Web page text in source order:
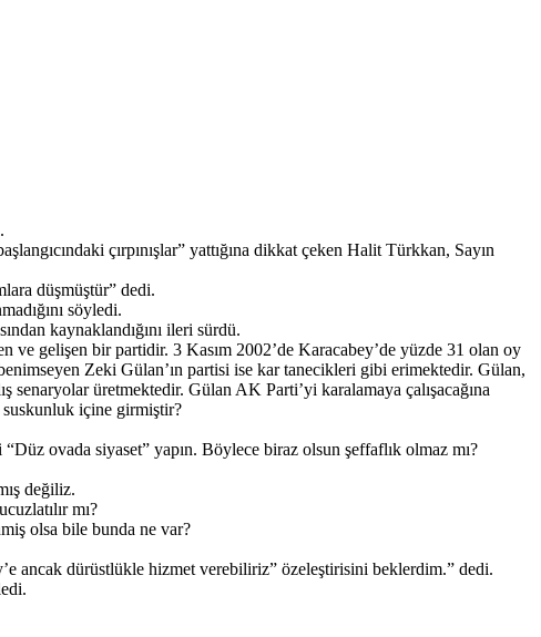
çırpınışlar” yattığına dikkat çeken Halit Türkkan, Sayın
düşmüştür” dedi.
söyledi.
kaynaklandığını ileri sürdü.
ve gelişen bir partidir. 3 Kasım 2002’de Karacabey’de yüzde 31 olan oy
Zeki Gülan’ın partisi ise kar tanecikleri gibi erimektedir. Gülan,
üretmektedir. Gülan AK Parti’yi karalamaya çalışacağına
suskunluk içine girmiştir?
ovada siyaset” yapın. Böylece biraz olsun şeffaflık olmaz mı?
değiliz.
mı?
olsa bile bunda ne var?
ancak dürüstlükle hizmet verebiliriz” özeleştirisini beklerdim.” dedi.